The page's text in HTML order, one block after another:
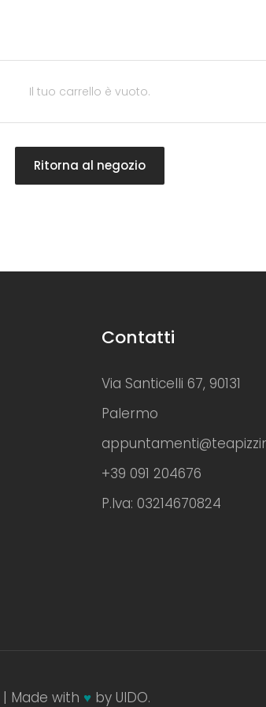
Il tuo carrello è vuoto.
Ritorna al negozio
Contatti
Via Santicelli 67, 90131
Palermo
+39 091 204676
P.Iva: 03214670824
Made with ♥ by UIDO.